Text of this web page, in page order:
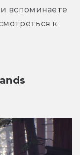
вспоминаете
к